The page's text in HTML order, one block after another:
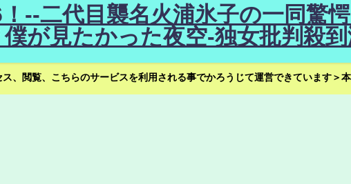
--二代目襲名火浦氷子の一同驚
が見たかった夜空-独女批判殺
、閲覧、こちらのサービスを利用される事でかろうじて運営できています＞